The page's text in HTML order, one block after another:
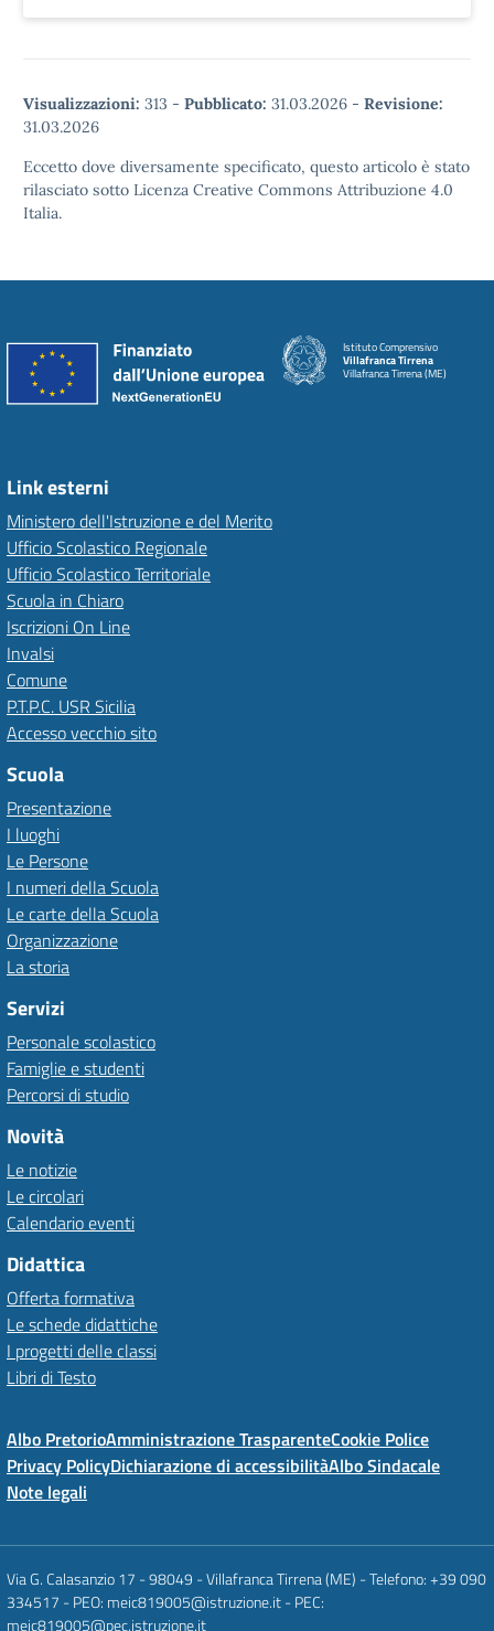
Visualizzazioni: 313 - Pubblicato: 31.03.2026 - Revisione:
31.03.2026
Eccetto dove diversamente specificato, questo articolo è stato
rilasciato sotto Licenza Creative Commons Attribuzione 4.0
Italia.
Istituto Comprensivo
Villafranca Tirrena
Villafranca Tirrena (ME)
Link esterni
Ministero dell'Istruzione e del Merito
Ufficio Scolastico Regionale
Ufficio Scolastico Territoriale
Scuola in Chiaro
Iscrizioni On Line
Invalsi
Comune
P.T.P.C. USR Sicilia
Accesso vecchio sito
Scuola
Presentazione
I luoghi
Le Persone
I numeri della Scuola
Le carte della Scuola
Organizzazione
La storia
Servizi
Personale scolastico
Famiglie e studenti
Percorsi di studio
Novità
Le notizie
Le circolari
Calendario eventi
Didattica
Offerta formativa
Le schede didattiche
I progetti delle classi
Libri di Testo
Albo PretorioAmministrazione TrasparenteCookie Police
Privacy PolicyDichiarazione di accessibilitàAlbo Sindacale
Note legali
Via G. Calasanzio 17 - 98049 - Villafranca Tirrena (ME) - Telefono: +39 090
334517 - PEO: meic819005@istruzione.it - PEC:
meic819005@pec.istruzione.it